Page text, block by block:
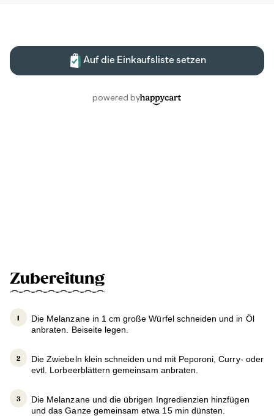
Zubereitung
Die Melanzane in 1 cm große Würfel schneiden und in Öl
anbraten. Beiseite legen.
Die Zwiebeln klein schneiden und mit Peporoni, Curry- oder
evtl. Lorbeerblättern gemeinsam anbraten.
Die Melanzane und die übrigen Ingredienzien hinzfügen
und das Ganze gemeinsam etwa 15 min dünsten.